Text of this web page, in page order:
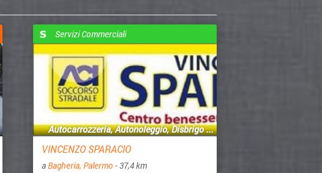
Servizi Commerciali
Autocarrozzeria, Autonoleggio, Disbrigo ...
VINCENZO SPARACIO
aBagheria, Palermo - 37,4 km